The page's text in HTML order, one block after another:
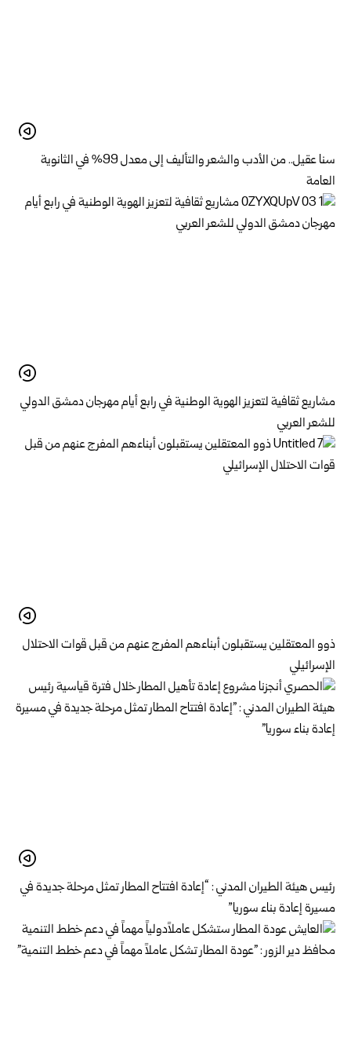
سنا عقيل.. من الأدب والشعر والتأليف إلى معدل 99% في الثانوية
العامة
مشاريع ثقافية لتعزيز الهوية الوطنية في رابع أيام مهرجان دمشق الدولي
للشعر العربي
ذوو المعتقلين يستقبلون أبناءهم المفرج عنهم من قبل قوات الاحتلال
الإسرائيلي
رئيس هيئة الطيران المدني : “إعادة افتتاح المطار تمثل مرحلة جديدة في
مسيرة إعادة بناء سوريا”